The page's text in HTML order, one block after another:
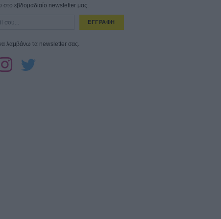
στο εβδομαδιαίο newsletter μας.
ΕΓΓΡΑΦΗ
λαμβάνω τα newsletter σας.